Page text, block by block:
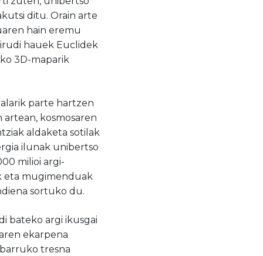
ditu. Orain arte
hain eremu
hauek Euclidek
3D-maparik
parte hartzen
kosmosaren
aldaketa sotilak
ilunak unibertso
milioi argi-
eta mugimenduak
sortuko du.
bateko argi ikusgai
ekarpena
tresna